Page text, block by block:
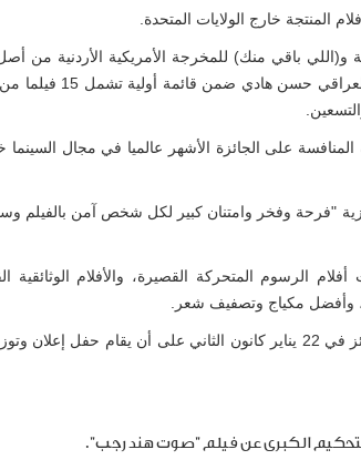
المنتجة خارج الولايات المتحدة.
.
المنافسة على الجائزة الأشهر عالميا في مجال
"فرحة وفخر وامتنان كبير لكل شخص آمن بالفيلم
الرسوم المتحركة القصيرة، والأفلام الوثائقية
مكياج وتصفيف شعر .
الكبرى عن فيلم "صوت هند رجب".